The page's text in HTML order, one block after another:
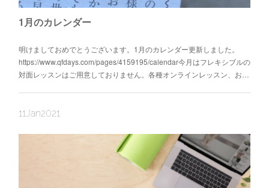
1月のカレンダー
明けましておめでとうございます。1月のカレンダー更新しました。
https://www.qfdays.com/pages/4159195/calendar今月はフレキシブルの
対面レッスンはご用意しておりません。各種オンラインレッスン、お…
11Jan2021